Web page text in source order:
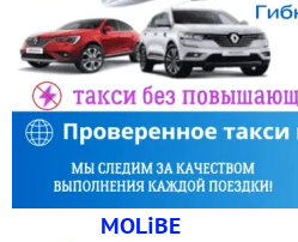
MOLiBE